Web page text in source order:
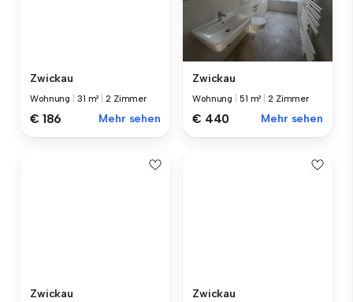
Zwickau
Wohnung 31 m² |2 Zimmer
€ 186 Mehr sehen
Zwickau
Wohnung 51 m² |2 Zimmer
€ 440 Mehr sehen
Zwickau Zwickau